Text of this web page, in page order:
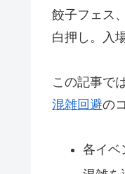
餃子フェス
白押し。入
この記事では
混雑回避の
各イベ